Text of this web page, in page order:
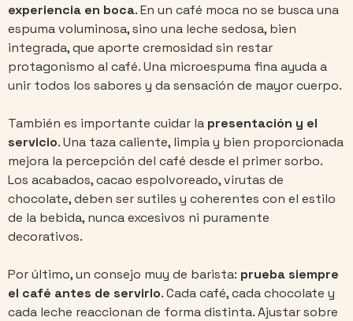
experiencia en boca. En un café moca no se busca una
espuma voluminosa, sino una leche sedosa, bien
integrada, que aporte cremosidad sin restar
protagonismo al café. Una microespuma fina ayuda a
unir todos los sabores y da sensación de mayor cuerpo.
También es importante cuidar la presentación y el
servicio. Una taza caliente, limpia y bien proporcionada
mejora la percepción del café desde el primer sorbo.
Los acabados, cacao espolvoreado, virutas de
chocolate, deben ser sutiles y coherentes con el estilo
de la bebida, nunca excesivos ni puramente
decorativos.
Por último, un consejo muy de barista: prueba siempre
el café antes de servirlo. Cada café, cada chocolate y
cada leche reaccionan de forma distinta. Ajustar sobre